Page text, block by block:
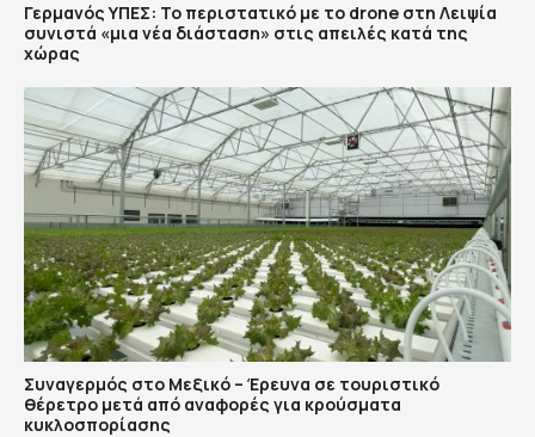
Γερμανός ΥΠΕΣ: Το περιστατικό με το drone στη Λειψία
συνιστά «μια νέα διάσταση» στις απειλές κατά της
χώρας
Συναγερμός στο Μεξικό – Έρευνα σε τουριστικό
θέρετρο μετά από αναφορές για κρούσματα
κυκλοσπορίασης